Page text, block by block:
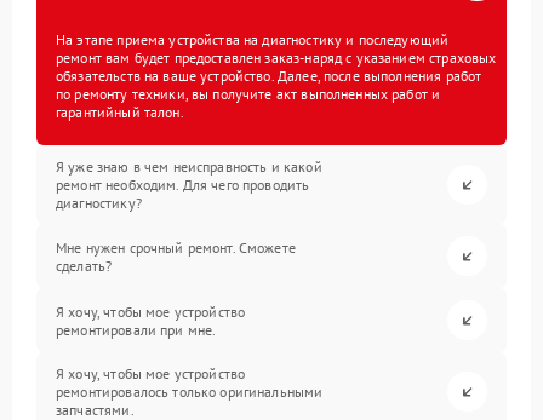
На этапе приема устройства на диагностику и последующий
ремонт вам будет предоставлен заказ-наряд с указанием страховых
обязательств на ваше устройство. Далее, после выполнения работ
по ремонту техники, вы получите акт выполненных работ и
гарантийный талон.
Я уже знаю в чем неисправность и какой
ремонт необходим. Для чего проводить
диагностику?
Мне нужен срочный ремонт. Сможете
сделать?
Я хочу, чтобы мое устройство
ремонтировали при мне.
Я хочу, чтобы мое устройство
ремонтировалось только оригинальными
запчастями.